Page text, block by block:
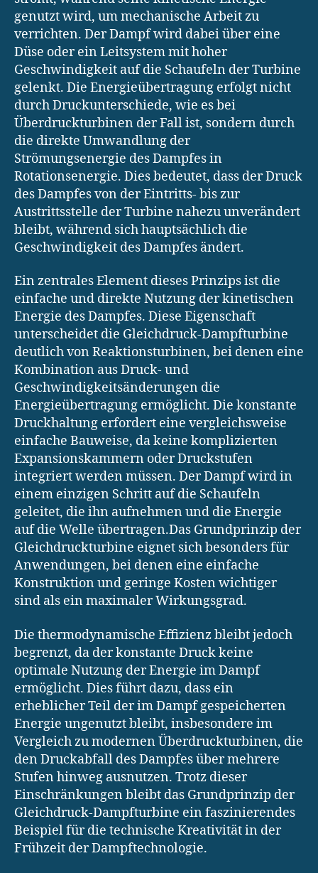
genutzt wird, um mechanische Arbeit zu
verrichten. Der Dampf wird dabei über eine
Düse oder ein Leitsystem mit hoher
Geschwindigkeit auf die Schaufeln der Turbine
gelenkt. Die Energieübertragung erfolgt nicht
durch Druckunterschiede, wie es bei
Überdruckturbinen der Fall ist, sondern durch
die direkte Umwandlung der
Strömungsenergie des Dampfes in
Rotationsenergie. Dies bedeutet, dass der Druck
des Dampfes von der Eintritts- bis zur
Austrittsstelle der Turbine nahezu unverändert
bleibt, während sich hauptsächlich die
Geschwindigkeit des Dampfes ändert.
Ein zentrales Element dieses Prinzips ist die
einfache und direkte Nutzung der kinetischen
Energie des Dampfes. Diese Eigenschaft
unterscheidet die Gleichdruck-Dampfturbine
deutlich von Reaktionsturbinen, bei denen eine
Kombination aus Druck- und
Geschwindigkeitsänderungen die
Energieübertragung ermöglicht. Die konstante
Druckhaltung erfordert eine vergleichsweise
einfache Bauweise, da keine komplizierten
Expansionskammern oder Druckstufen
integriert werden müssen. Der Dampf wird in
einem einzigen Schritt auf die Schaufeln
geleitet, die ihn aufnehmen und die Energie
auf die Welle übertragen.Das Grundprinzip der
Gleichdruckturbine eignet sich besonders für
Anwendungen, bei denen eine einfache
Konstruktion und geringe Kosten wichtiger
sind als ein maximaler Wirkungsgrad.
Die thermodynamische Effizienz bleibt jedoch
begrenzt, da der konstante Druck keine
optimale Nutzung der Energie im Dampf
ermöglicht. Dies führt dazu, dass ein
erheblicher Teil der im Dampf gespeicherten
Energie ungenutzt bleibt, insbesondere im
Vergleich zu modernen Überdruckturbinen, die
den Druckabfall des Dampfes über mehrere
Stufen hinweg ausnutzen. Trotz dieser
Einschränkungen bleibt das Grundprinzip der
Gleichdruck-Dampfturbine ein faszinierendes
Beispiel für die technische Kreativität in der
Frühzeit der Dampftechnologie.